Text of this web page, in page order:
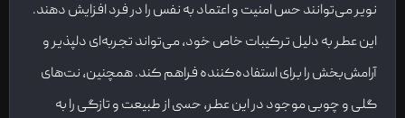
نویر می‌توانند حس امنیت و اعتماد به نفس را در فرد افزایش دهند.
این عطر به دلیل ترکیبات خاص خود، می‌تواند تجربه‌ای دلپذیر و
آرامش‌بخش را برای استفاده‌کننده فراهم کند. همچنین، نت‌های
گلی و چوبی موجود در این عطر، حسی از طبیعت و تازگی را به